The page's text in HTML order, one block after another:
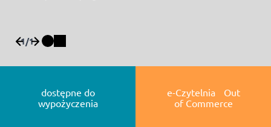
1/1
dostępne do
wypożyczenia
e-Czytelnia Out
of Commerce